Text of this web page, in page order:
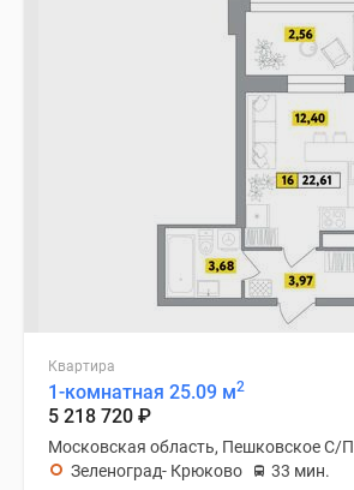
Квартира
1-комнатная 25.09 м2
5 218 720 ₽
Московская область, Пешковское С/П
Зеленоград- Крюково
33 мин.